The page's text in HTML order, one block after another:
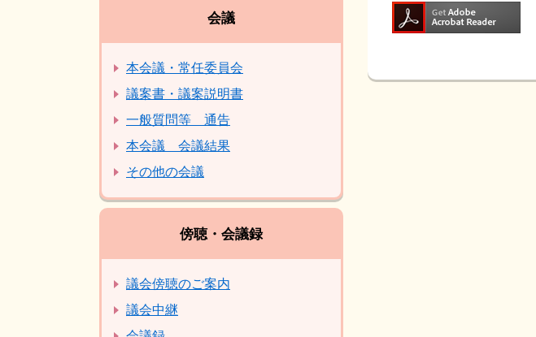
会議
本会議・常任委員会
議案書・議案説明書
一般質問等 通告
本会議 会議結果
その他の会議
傍聴・会議録
議会傍聴のご案内
議会中継